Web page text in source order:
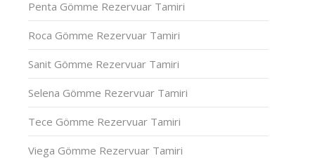
Penta Gömme Rezervuar Tamiri
Roca Gömme Rezervuar Tamiri
Sanit Gömme Rezervuar Tamiri
Selena Gömme Rezervuar Tamiri
Tece Gömme Rezervuar Tamiri
Viega Gömme Rezervuar Tamiri